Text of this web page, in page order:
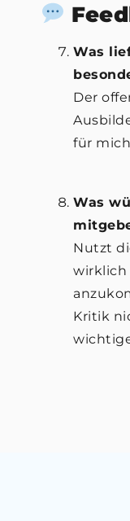
Was
Der
für
Was
Nutzt
wirklich
Kritik